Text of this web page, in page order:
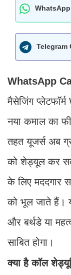
Telegram
WhatsApp
मैसेजिंग
नया कमाल का
तहत यूजर्स अब
को शेड्यूल कर
के लिए मददगार
को भूल जाते हैं।
और बर्थडे या
साबित होगा।
क्या है कॉल